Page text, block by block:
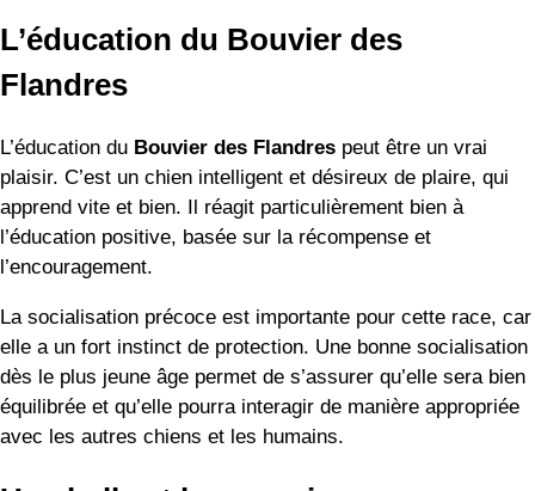
L’éducation du Bouvier des
Flandres
L’éducation du Bouvier des Flandres peut être un vrai
plaisir. C’est un chien intelligent et désireux de plaire, qui
apprend vite et bien. Il réagit particulièrement bien à
l’éducation positive, basée sur la récompense et
l’encouragement.
La socialisation précoce est importante pour cette race, car
elle a un fort instinct de protection. Une bonne socialisation
dès le plus jeune âge permet de s’assurer qu’elle sera bien
équilibrée et qu’elle pourra interagir de manière appropriée
avec les autres chiens et les humains.